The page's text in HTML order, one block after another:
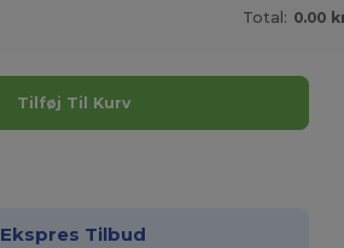
Total: 0.00
Tilføj Til Kurv
Ekspres Tilbud